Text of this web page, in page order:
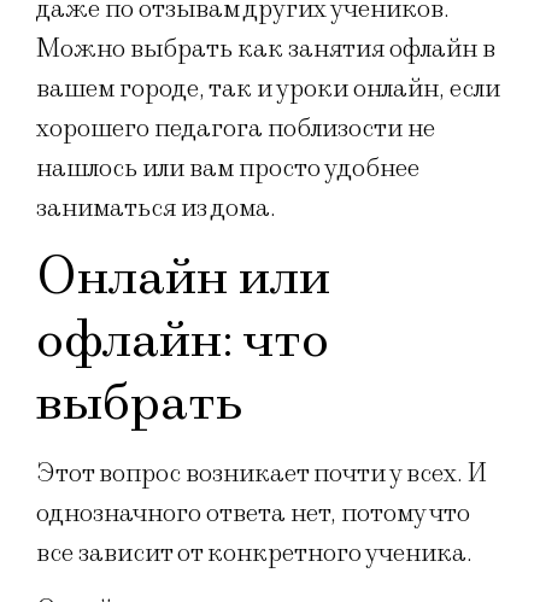
даже по отзывам других учеников.
Можно выбрать как занятия офлайн в
вашем городе, так и уроки онлайн, если
хорошего педагога поблизости не
нашлось или вам просто удобнее
заниматься из дома.
Онлайн или
офлайн: что
выбрать
Этот вопрос возникает почти у всех. И
однозначного ответа нет, потому что
все зависит от конкретного ученика.